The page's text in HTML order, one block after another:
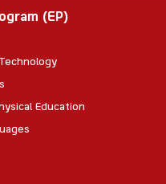
(EP)
Education